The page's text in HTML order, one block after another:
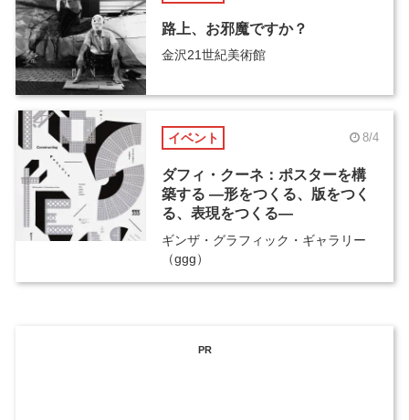
路上、お邪魔ですか？
金沢21世紀美術館
イベント 8/4
ダフィ・クーネ：ポスターを構
築する ―形をつくる、版をつく
る、表現をつくる―
ギンザ・グラフィック・ギャラリー
（ggg）
PR